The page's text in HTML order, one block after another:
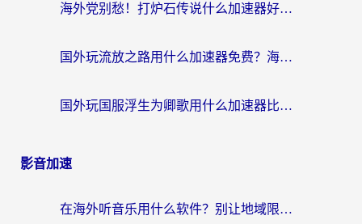
海外党别愁！打炉石传说什么加速器好用？3个实用技巧解决国服游戏卡顿
国外玩流放之路用什么加速器免费？海外党亲测有效的国服游戏加速指南
国外玩国服浮生为卿歌用什么加速器比较好？海外党亲测不踩坑指南
影音加速
在海外听音乐用什么软件？别让地域限制断了你的华语歌单